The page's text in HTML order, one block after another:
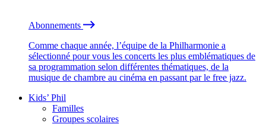
Abonnements
Comme chaque année, l’équipe de la Philharmonie a
sélectionné pour vous les concerts les plus emblématiques de
sa programmation selon différentes thématiques, de la
musique de chambre au cinéma en passant par le free jazz.
Kids’ Phil
Familles
Groupes scolaires